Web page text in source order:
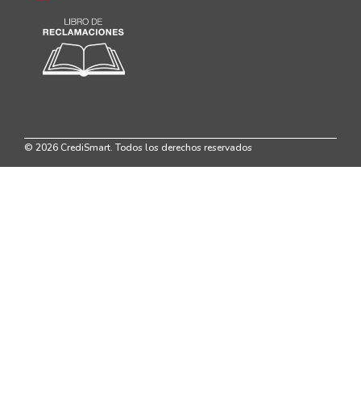
© 2026 CrediSmart. Todos los derechos reservados